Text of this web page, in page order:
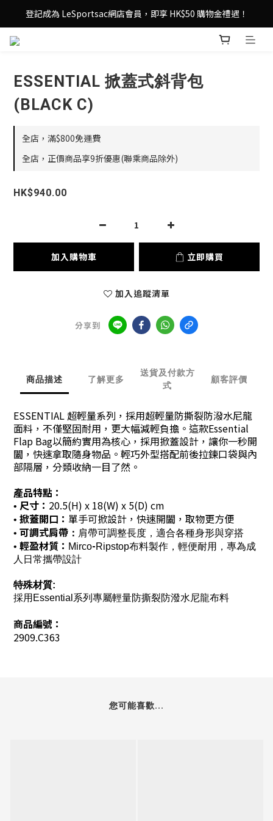
登記成為 LeSportsac網店會員，即享 HK$50 購物金禮遇！
登記成為 LeSportsac網店會員，即享 HK$50 購物金禮遇！
滿 $800尊享港澳免費送貨，購物從此更輕鬆自在！
ESSENTIAL 掀蓋式斜背包
(BLACK C)
全店，滿$800免運費
全店，正價商品享9折優惠(聯乘商品除外)
HK$940.00
加入購物車 立即購買
加入追蹤清單
分享到
商品描述 了解更多
送貨及付款方
式
顧客評價
ESSENTIAL 超輕量系列，採用超輕量防撕裂防潑水尼龍
面料，不僅堅固耐用，更大幅減輕負擔。這款Essential
Flap Bag以簡約實用為核心，採用掀蓋設計，讓你一秒開
闔，快速拿取隨身物品。輕巧外型搭配前後拉鍊口袋與內
部隔層，分類收納一目了然。
產品特點：
• 尺寸： 20.5(H) x 18(W) x 5(D) cm
• 掀蓋開口： 單手可掀設計，快速開闔，取物更方便
• 可調式肩帶 ： 肩帶可調整長度，適合各種身形與穿搭
• 輕盈材質： Mirco-Ripstop布料製作，輕便耐用，專為成
人日常攜帶設計
特殊材質:
採用Essential系列專屬輕量防撕裂防潑水尼龍布料
商品編號：
2909.C363
您可能喜歡...